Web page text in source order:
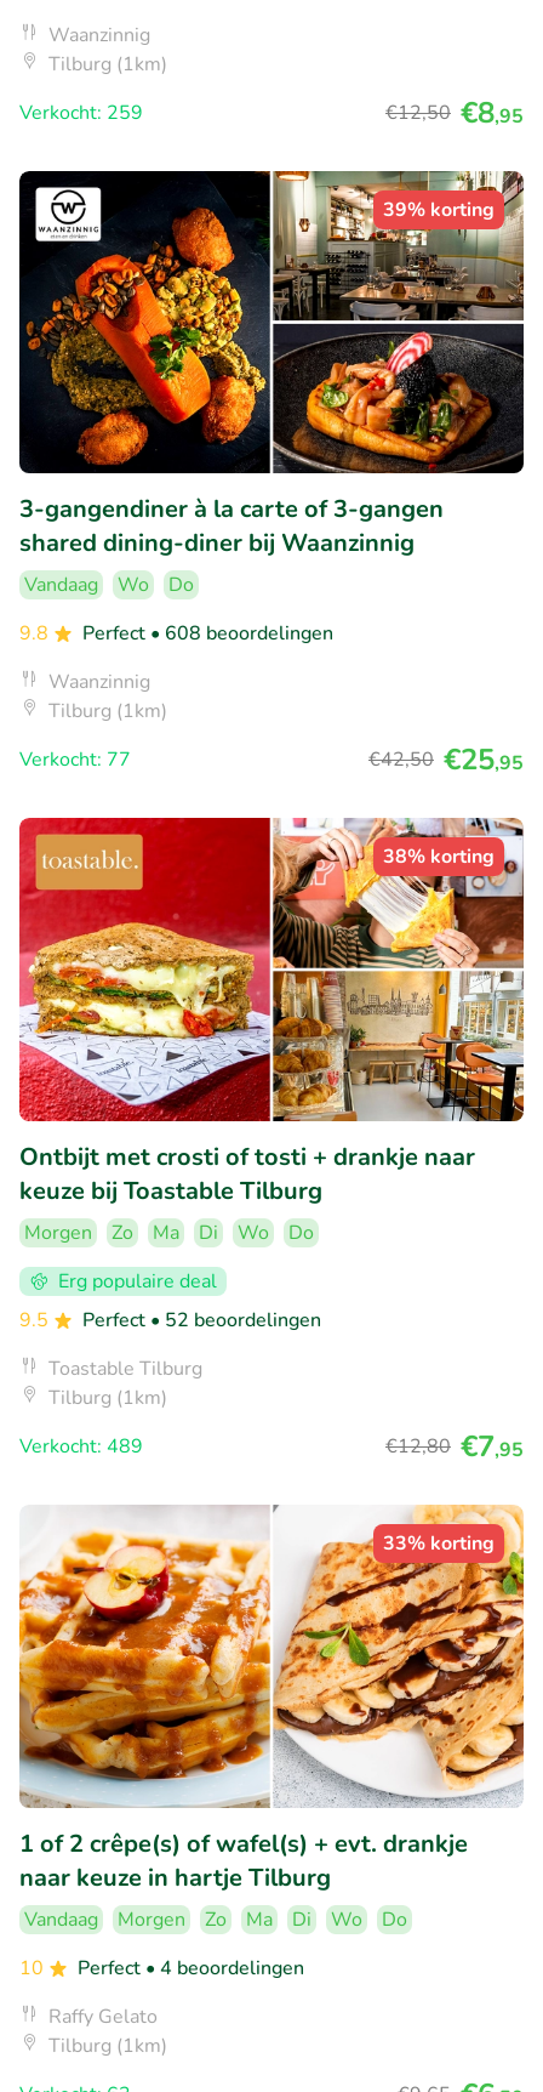
Waanzinnig
Tilburg (1km)
Verkocht: 259
€12,50 €8,95
39% korting
3-gangendiner à la carte of 3-gangen
shared dining-diner bij Waanzinnig
Vandaag Wo
Do
9.8
Perfect • 608 beoordelingen
Waanzinnig
Tilburg (1km)
Verkocht: 77
€42,50 €25,95
38% korting
Ontbijt met crosti of tosti + drankje naar
keuze bij Toastable Tilburg
Morgen Zo Ma Di Wo
Do
Erg populaire deal
9.5
Perfect • 52 beoordelingen
Toastable Tilburg
Tilburg (1km)
Verkocht: 489
€12,80 €7,95
33% korting
1 of 2 crêpe(s) of wafel(s) + evt. drankje
naar keuze in hartje Tilburg
Vandaag Morgen Zo Ma Di Wo
Do
10
Perfect • 4 beoordelingen
Raffy Gelato
Tilburg (1km)